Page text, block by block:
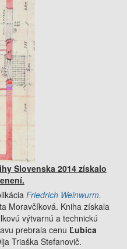
Slovenska 2014 získalo
Friedrich Weinwurm.
Moravčíková. Kniha získala
výtvarnú a technickú
prebrala cenu Ľubica
Triaška Stefanovič.